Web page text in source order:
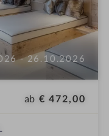
- 26.10.2026
ab € 472,00